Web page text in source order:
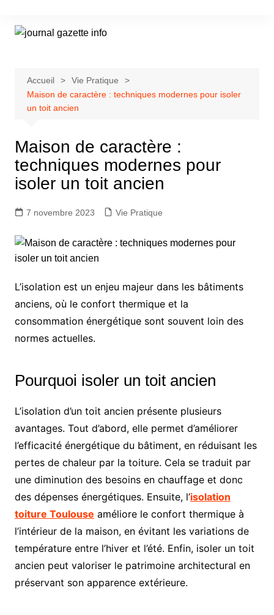
contenu
Accueil
Vie Pratique
Maison de caractère : techniques modernes pour isoler
un toit ancien
Maison de caractère :
techniques modernes pour
isoler un toit ancien
7 novembre 2023 Vie Pratique
L’isolation est un enjeu majeur dans les bâtiments
anciens, où le confort thermique et la
consommation énergétique sont souvent loin des
normes actuelles.
Pourquoi isoler un toit ancien
L’isolation d’un toit ancien présente plusieurs
avantages. Tout d’abord, elle permet d’améliorer
l’efficacité énergétique du bâtiment, en réduisant les
pertes de chaleur par la toiture. Cela se traduit par
une diminution des besoins en chauffage et donc
des dépenses énergétiques. Ensuite, l’isolation
toiture Toulouse améliore le confort thermique à
l’intérieur de la maison, en évitant les variations de
température entre l’hiver et l’été. Enfin, isoler un toit
ancien peut valoriser le patrimoine architectural en
préservant son apparence extérieure.